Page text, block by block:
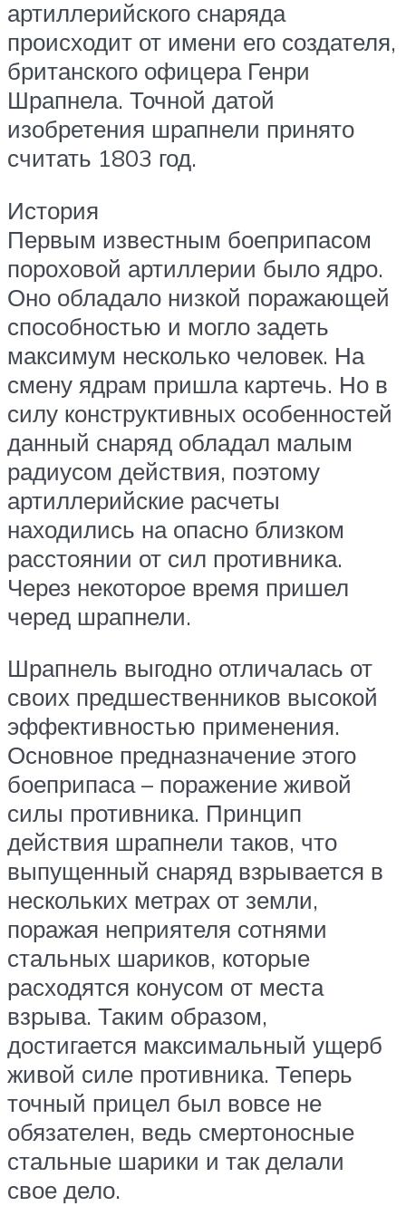
артиллерийского снаряда
происходит от имени его создателя,
британского офицера Генри
Шрапнела. Точной датой
изобретения шрапнели принято
считать 1803 год.
История
Первым известным боеприпасом
пороховой артиллерии было ядро.
Оно обладало низкой поражающей
способностью и могло задеть
максимум несколько человек. На
смену ядрам пришла картечь. Но в
силу конструктивных особенностей
данный снаряд обладал малым
радиусом действия, поэтому
артиллерийские расчеты
находились на опасно близком
расстоянии от сил противника.
Через некоторое время пришел
черед шрапнели.
Шрапнель выгодно отличалась от
своих предшественников высокой
эффективностью применения.
Основное предназначение этого
боеприпаса – поражение живой
силы противника. Принцип
действия шрапнели таков, что
выпущенный снаряд взрывается в
нескольких метрах от земли,
поражая неприятеля сотнями
стальных шариков, которые
расходятся конусом от места
взрыва. Таким образом,
достигается максимальный ущерб
живой силе противника. Теперь
точный прицел был вовсе не
обязателен, ведь смертоносные
стальные шарики и так делали
свое дело.